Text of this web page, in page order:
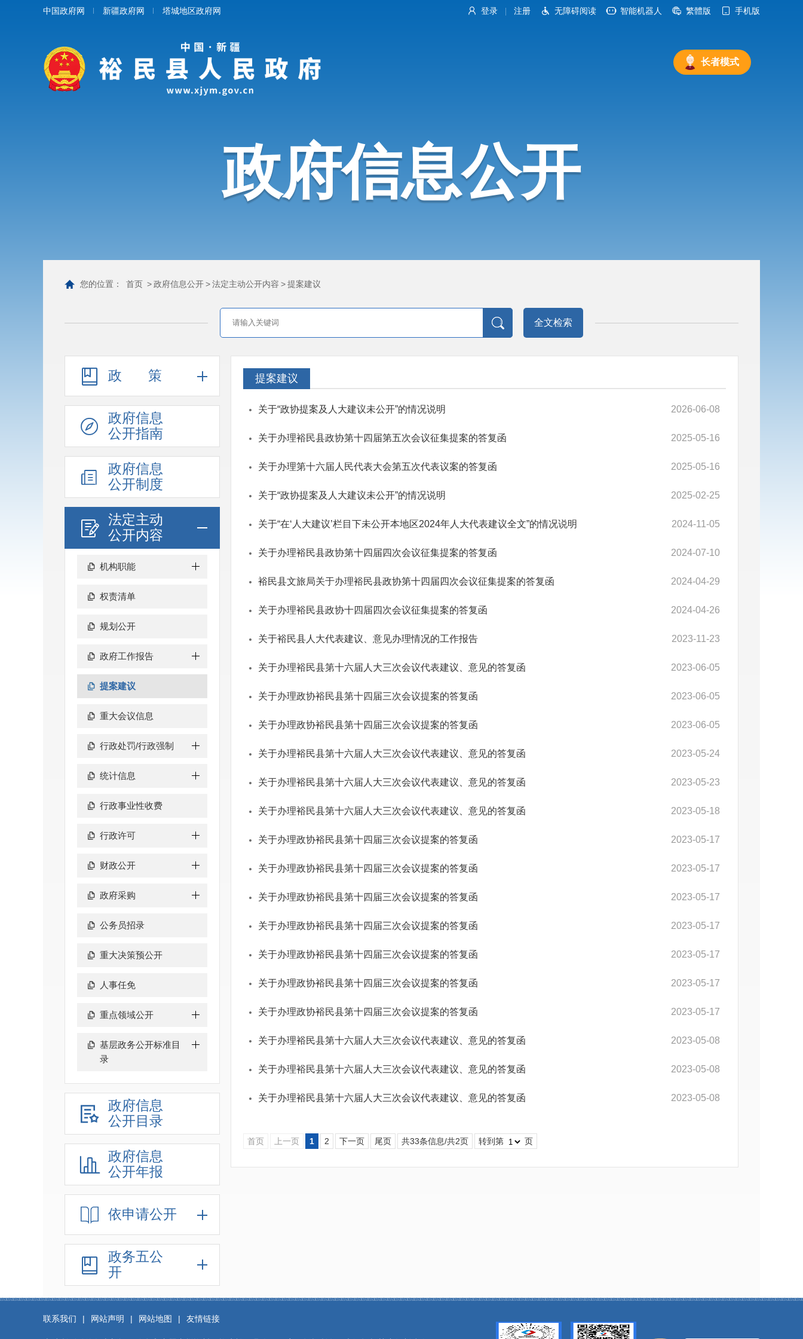
登录 注册 无障碍阅读 智能机器人 繁體版 手机版
中国政府网 新疆政府网 塔城地区政府网
长者模式
政府信息公开
您的位置： 首页 >政府信息公开>法定主动公开内容 >提案建议
全文检索
政策
政府信息
公开指南
政府信息
公开制度
法定主动
公开内容
机构职能
权责清单
规划公开
政府工作报告
提案建议
重大会议信息
行政处罚/行政强制
统计信息
行政事业性收费
行政许可
财政公开
政府采购
公务员招录
重大决策预公开
人事任免
重点领域公开
基层政务公开标准目
录
政府信息
公开目录
政府信息
公开年报
依申请公开
政务五公
开
提案建议
2026-06-08
关于“政协提案及人大建议未公开”的情况说明
2025-05-16
关于办理裕民县政协第十四届第五次会议征集提案的答复函
2025-05-16
关于办理第十六届人民代表大会第五次代表议案的答复函
2025-02-25
关于“政协提案及人大建议未公开”的情况说明
2024-11-05
关于“在‘人大建议’栏目下未公开本地区2024年人大代表建议全文”的情况说明
2024-07-10
关于办理裕民县政协第十四届四次会议征集提案的答复函
2024-04-29
裕民县文旅局关于办理裕民县政协第十四届四次会议征集提案的答复函
2024-04-26
关于办理裕民县政协十四届四次会议征集提案的答复函
2023-11-23
关于裕民县人大代表建议、意见办理情况的工作报告
2023-06-05
关于办理裕民县第十六届人大三次会议代表建议、意见的答复函
2023-06-05
关于办理政协裕民县第十四届三次会议提案的答复函
2023-06-05
关于办理政协裕民县第十四届三次会议提案的答复函
2023-05-24
关于办理裕民县第十六届人大三次会议代表建议、意见的答复函
2023-05-23
关于办理裕民县第十六届人大三次会议代表建议、意见的答复函
2023-05-18
关于办理裕民县第十六届人大三次会议代表建议、意见的答复函
2023-05-17
关于办理政协裕民县第十四届三次会议提案的答复函
2023-05-17
关于办理政协裕民县第十四届三次会议提案的答复函
2023-05-17
关于办理政协裕民县第十四届三次会议提案的答复函
2023-05-17
关于办理政协裕民县第十四届三次会议提案的答复函
2023-05-17
关于办理政协裕民县第十四届三次会议提案的答复函
2023-05-17
关于办理政协裕民县第十四届三次会议提案的答复函
2023-05-17
关于办理政协裕民县第十四届三次会议提案的答复函
2023-05-08
关于办理裕民县第十六届人大三次会议代表建议、意见的答复函
2023-05-08
关于办理裕民县第十六届人大三次会议代表建议、意见的答复函
2023-05-08
关于办理裕民县第十六届人大三次会议代表建议、意见的答复函
首页 上一页 1 2 下一页 尾页 共33条信息/共2页 转到第 页
联系我们 | 网站声明 | 网站地图 | 友情链接